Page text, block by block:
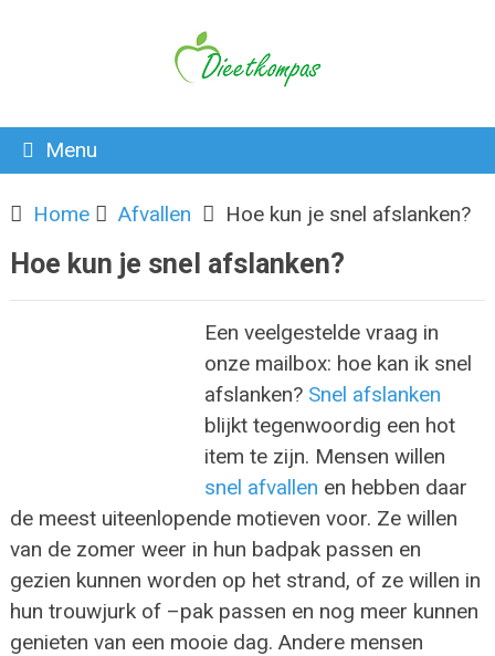
Menu
Home Afvallen Hoe kun je snel afslanken?
Hoe kun je snel afslanken?
Een veelgestelde vraag in
onze mailbox: hoe kan ik snel
afslanken? Snel afslanken
blijkt tegenwoordig een hot
item te zijn. Mensen willen
snel afvallen en hebben daar
de meest uiteenlopende motieven voor. Ze willen
van de zomer weer in hun badpak passen en
gezien kunnen worden op het strand, of ze willen in
hun trouwjurk of –pak passen en nog meer kunnen
genieten van een mooie dag. Andere mensen